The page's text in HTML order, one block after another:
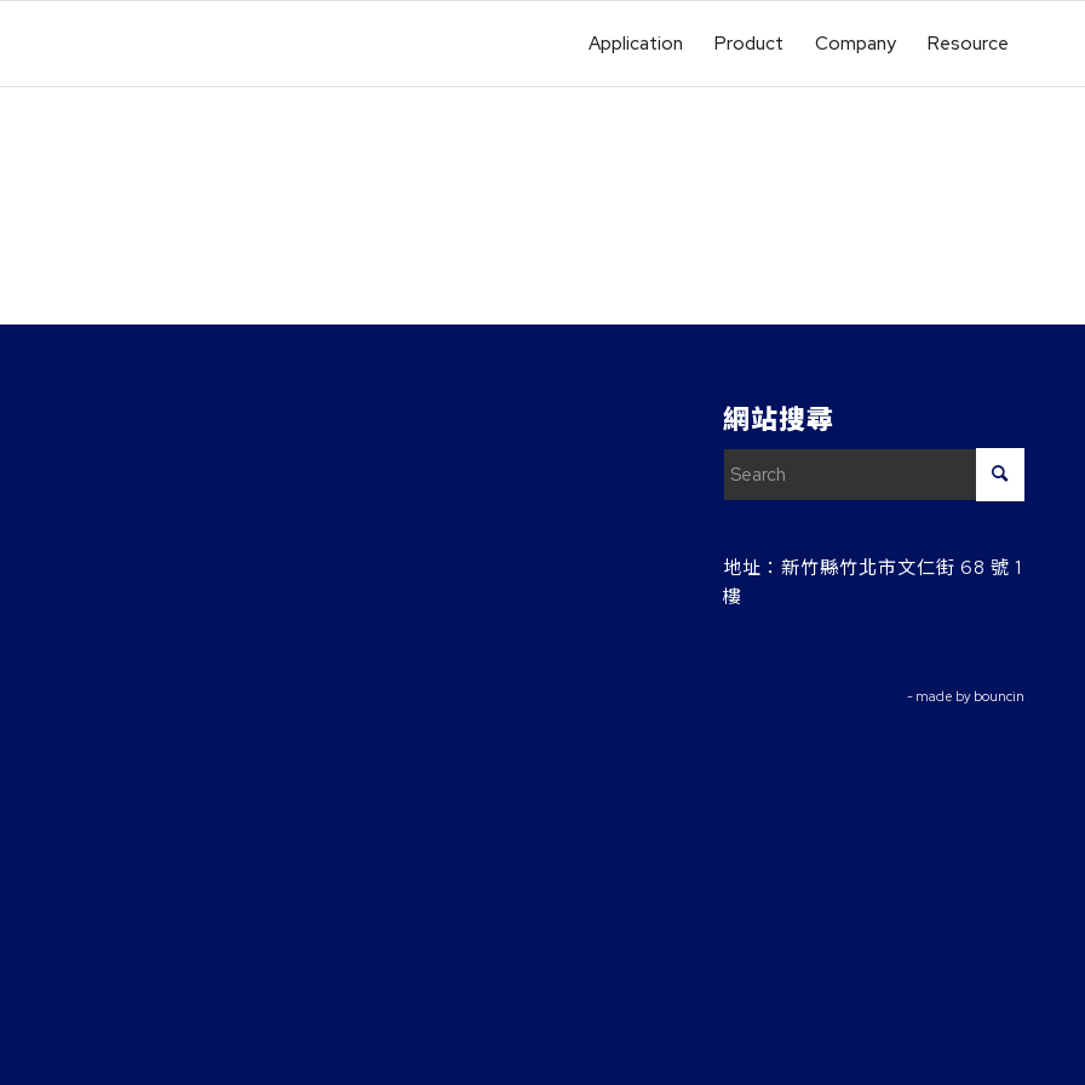
Application Product Company Resource
網站搜尋
地址：新竹縣竹北市文仁街 68 號 1
樓
- made by bouncin